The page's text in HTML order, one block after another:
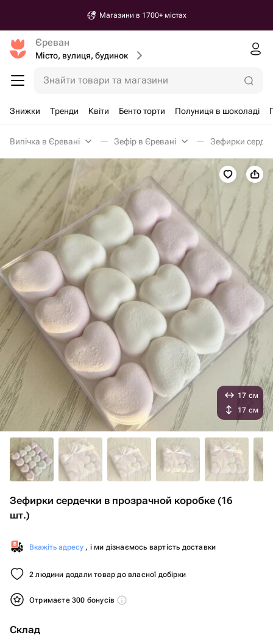
Магазини в 1700+ містах
Єреван
Місто, вулиця, будинок
Знайти товари та магазини
Знижки Тренди Квіти Бенто торти Полуниця в шоколаді
Випічка в Єревані Зефір в Єревані Зефирки
Зефирки сердечки в прозрачной коробке (16
шт.)
Вкажіть адресу , і ми дізнаємось вартість доставки
2 людини додали товар до власної добірки
Отримаєте 300 бонусів
Склад
17 см
17 см